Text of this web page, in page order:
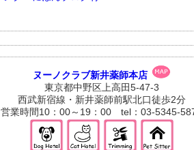
ヌーノクラブ新井薬師本店
東京都中野区上高田5-47-3
西武新宿線・新井薬師前駅北口徒歩2分
営業時間10：00～19：00 tel：03-5345-